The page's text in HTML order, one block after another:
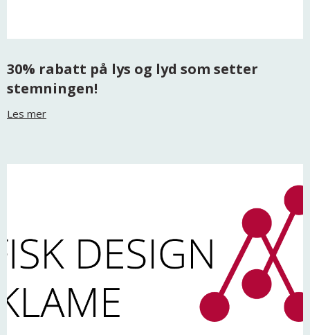
30% rabatt på lys og lyd som setter
stemningen!
Les mer